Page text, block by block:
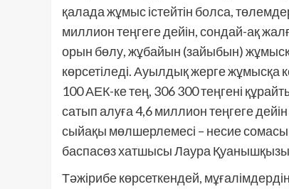
қалада жұмыс істейтін болса,
миллион теңгеге дейін, сондай-ақ
орын бөлу, жұбайын (зайыбын)
көрсетіледі. Ауылдық жерге
100 АЕК-ке тең, 306 300 теңгені
сатып алуға 4,6 миллион теңгеге
сыйақы мөлшерлемесі – несие
баспасөз хатшысы Лаура
Тәжірибе көрсеткендей,